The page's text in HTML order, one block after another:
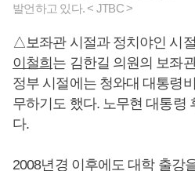
발언하고 있다. < JTBC >
△보좌관 시절과 정치야인 시절
이철희는 김한길 의원의 보좌
정부 시절에는 청와대 대통령
무하기도 했다. 노무현 대통령
다.
2008년경 이후에도 대학 출강